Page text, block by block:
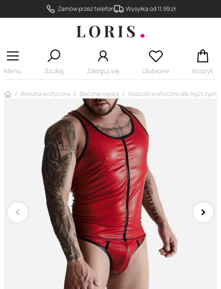
Zamów przez telefon Wysyłka od 11,99 zł
Menu Szukaj Zaloguj się Ulubione Koszyk
Strona główna
Bielizna erotyczna Bielizna męska Koszulki erotyczne dla mężczyzn